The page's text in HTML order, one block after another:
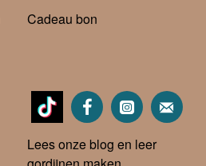
Cadeau bon
Lees onze blog en leer